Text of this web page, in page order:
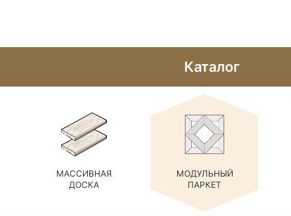
Каталог
МАССИВНАЯ
ДОСКА
МОДУЛЬНЫЙ
ПАРКЕТ